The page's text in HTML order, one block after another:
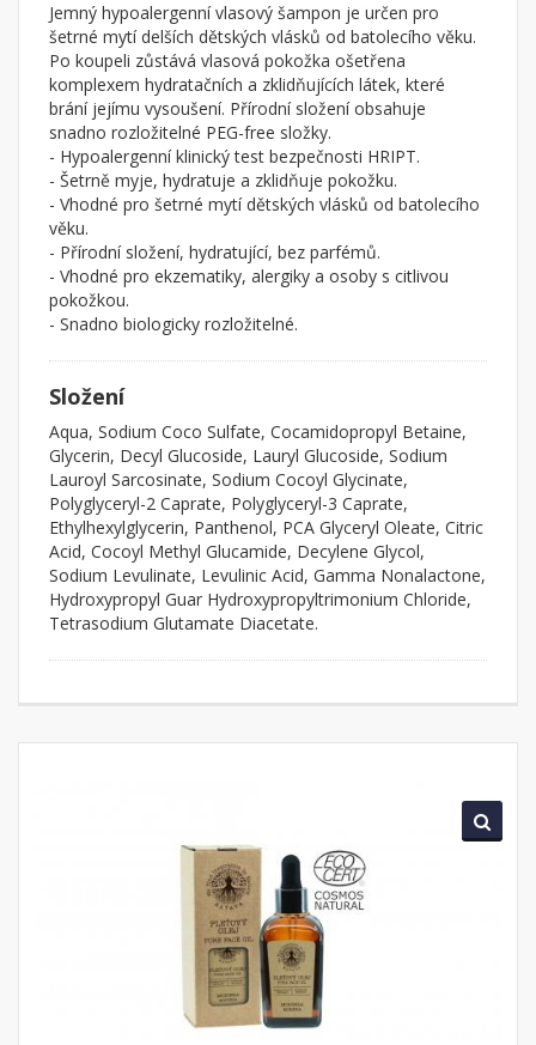
Jemný hypoalergenní vlasový šampon je určen pro
šetrné mytí delších dětských vlásků od batolecího věku.
Po koupeli zůstává vlasová pokožka ošetřena
komplexem hydratačních a zklidňujících látek, které
brání jejímu vysoušení. Přírodní složení obsahuje
snadno rozložitelné PEG-free složky.
- Hypoalergenní klinický test bezpečnosti HRIPT.
- Šetrně myje, hydratuje a zklidňuje pokožku.
- Vhodné pro šetrné mytí dětských vlásků od batolecího
věku.
- Přírodní složení, hydratující, bez parfémů.
- Vhodné pro ekzematiky, alergiky a osoby s citlivou
pokožkou.
- Snadno biologicky rozložitelné.
Složení
Aqua, Sodium Coco Sulfate, Cocamidopropyl Betaine,
Glycerin, Decyl Glucoside, Lauryl Glucoside, Sodium
Lauroyl Sarcosinate, Sodium Cocoyl Glycinate,
Polyglyceryl-2 Caprate, Polyglyceryl-3 Caprate,
Ethylhexylglycerin, Panthenol, PCA Glyceryl Oleate, Citric
Acid, Cocoyl Methyl Glucamide, Decylene Glycol,
Sodium Levulinate, Levulinic Acid, Gamma Nonalactone,
Hydroxypropyl Guar Hydroxypropyltrimonium Chloride,
Tetrasodium Glutamate Diacetate.